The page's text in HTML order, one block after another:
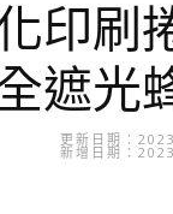
刷
遮光
更新日期：
新增日期：